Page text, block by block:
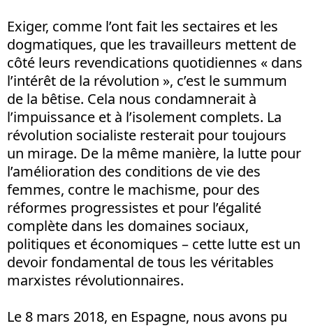
Exiger, comme l’ont fait les sectaires et les
dogmatiques, que les travailleurs mettent de
côté leurs revendications quotidiennes « dans
l’intérêt de la révolution », c’est le summum
de la bêtise. Cela nous condamnerait à
l’impuissance et à l’isolement complets. La
révolution socialiste resterait pour toujours
un mirage. De la même manière, la lutte pour
l’amélioration des conditions de vie des
femmes, contre le machisme, pour des
réformes progressistes et pour l’égalité
complète dans les domaines sociaux,
politiques et économiques – cette lutte est un
devoir fondamental de tous les véritables
marxistes révolutionnaires.
Le 8 mars 2018, en Espagne, nous avons pu